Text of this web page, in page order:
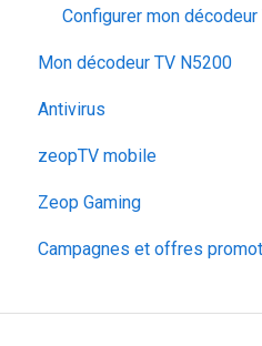
Arris TG6441
Super Box Huawei
MyInnBox
Arris TG2492S
Iskratel Innbox G94
Huawei F50
Configurer mon
Mon décodeur TV N5200
Configurer mon décodeur
Antivirus
zeopTV mobile
Zeop Gaming
Présentation
Campagnes et offres